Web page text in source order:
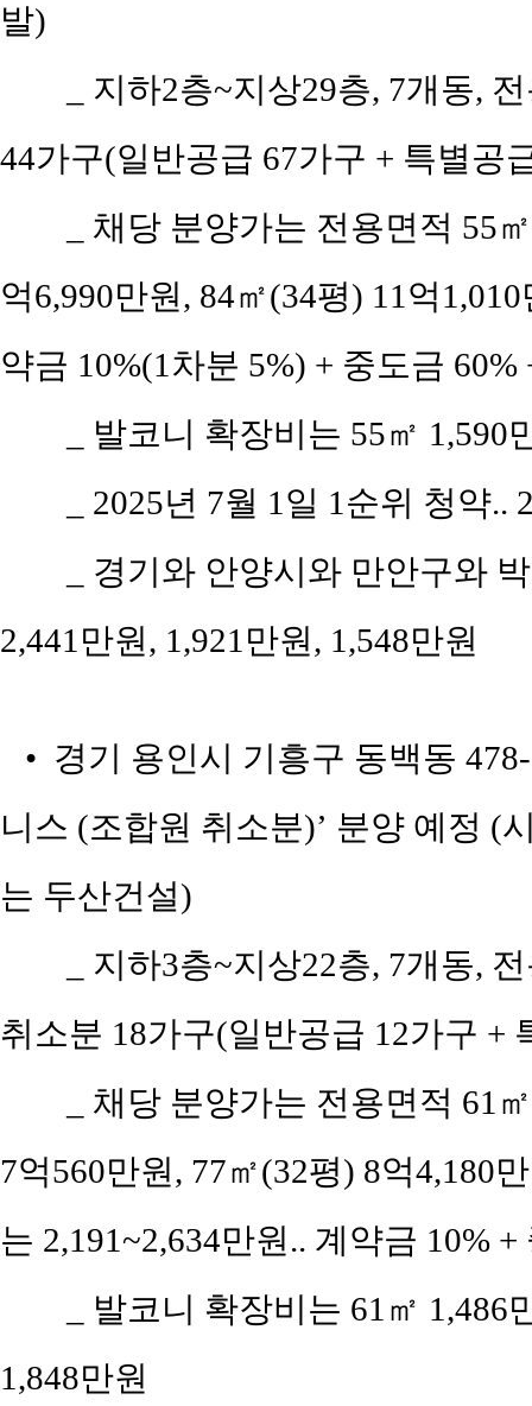
발)
_ 지하2층~지상29층, 7개동,
44가구(일반공급 67가구 + 특별공
_ 채당 분양가는 전용면적 55
억6,990만원, 84㎡(34평) 11억
약금 10%(1차분 5%) + 중도금 60%
_ 발코니 확장비는 55㎡
_ 2025년 7월 1일 1순위 청약
_ 경기와 안양시와 만안구와
2,441만원, 1,921만원, 1,548만원
• 경기 용인시 기흥구 동백동
니스 (조합원 취소분)’ 분양 예정 (
는 두산건설)
_ 지하3층~지상22층, 7개동,
취소분 18가구(일반공급 12가구 +
_ 채당 분양가는 전용면적 61
7억560만원, 77㎡(32평) 8억4,180
는 2,191~2,634만원.. 계약금 10%
_ 발코니 확장비는 61㎡
1,848만원